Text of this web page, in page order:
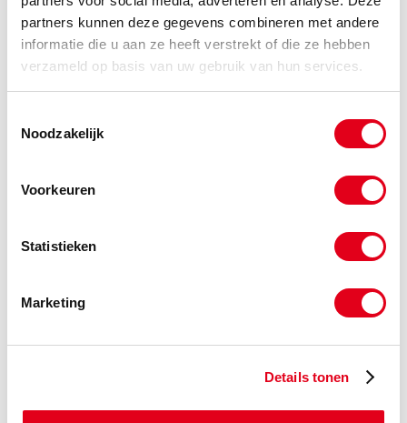
partners kunnen deze gegevens combineren met andere
informatie die u aan ze heeft verstrekt of die ze hebben
verzameld op basis van uw gebruik van hun services.
Noodzakelijk
Voorkeuren
Statistieken
Marketing
Details tonen
Aandrijfkettingen en kettingwielen kopen